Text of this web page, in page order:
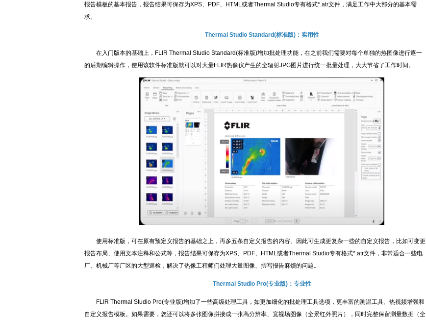
报告模板的基本报告，报告结果可保存为XPS、PDF、HTML或者Thermal Studio专有格式*.atr文件，满足工作中大部分的基本需
求。
Thermal Studio Standard(标准版)：实用性
在入门版本的基础上，FLIR Thermal Studio Standard(标准版)增加批处理功能，在之前我们需要对每个单独的热图像进行逐一
的后期编辑操作，使用该软件标准版就可以对大量FLIR热像仪产生的全辐射JPG图片进行统一批量处理，大大节省了工作时间。
使用标准版，可在原有预定义报告的基础之上，再多五条自定义报告的内容。因此可生成更复杂一些的自定义报告，比如可变更
报告布局、使用文本注释和公式等，报告结果可保存为XPS、PDF、HTML或者Thermal Studio专有格式*.atr文件，非常适合一些电
厂、机械厂等厂区的大型巡检，解决了热像工程师们处理大量图像、撰写报告麻烦的问题。
Thermal Studio Pro(专业版)：专业性
FLIR Thermal Studio Pro(专业版)增加了一些高级处理工具，如更加细化的批处理工具选项，更丰富的测温工具、热视频增强和
自定义报告模板。如果需要，您还可以将多张图像拼接成一张高分辨率、宽视场图像（全景红外照片），同时完整保留测量数据（全